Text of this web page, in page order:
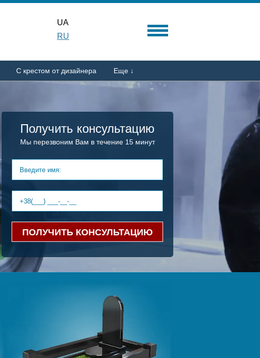
UA
RU
С крестом от дизайнера Еще ↓
Получить консультацию
Мы перезвоним Вам в течение 15 минут
ПОЛУЧИТЬ КОНСУЛЬТАЦИЮ